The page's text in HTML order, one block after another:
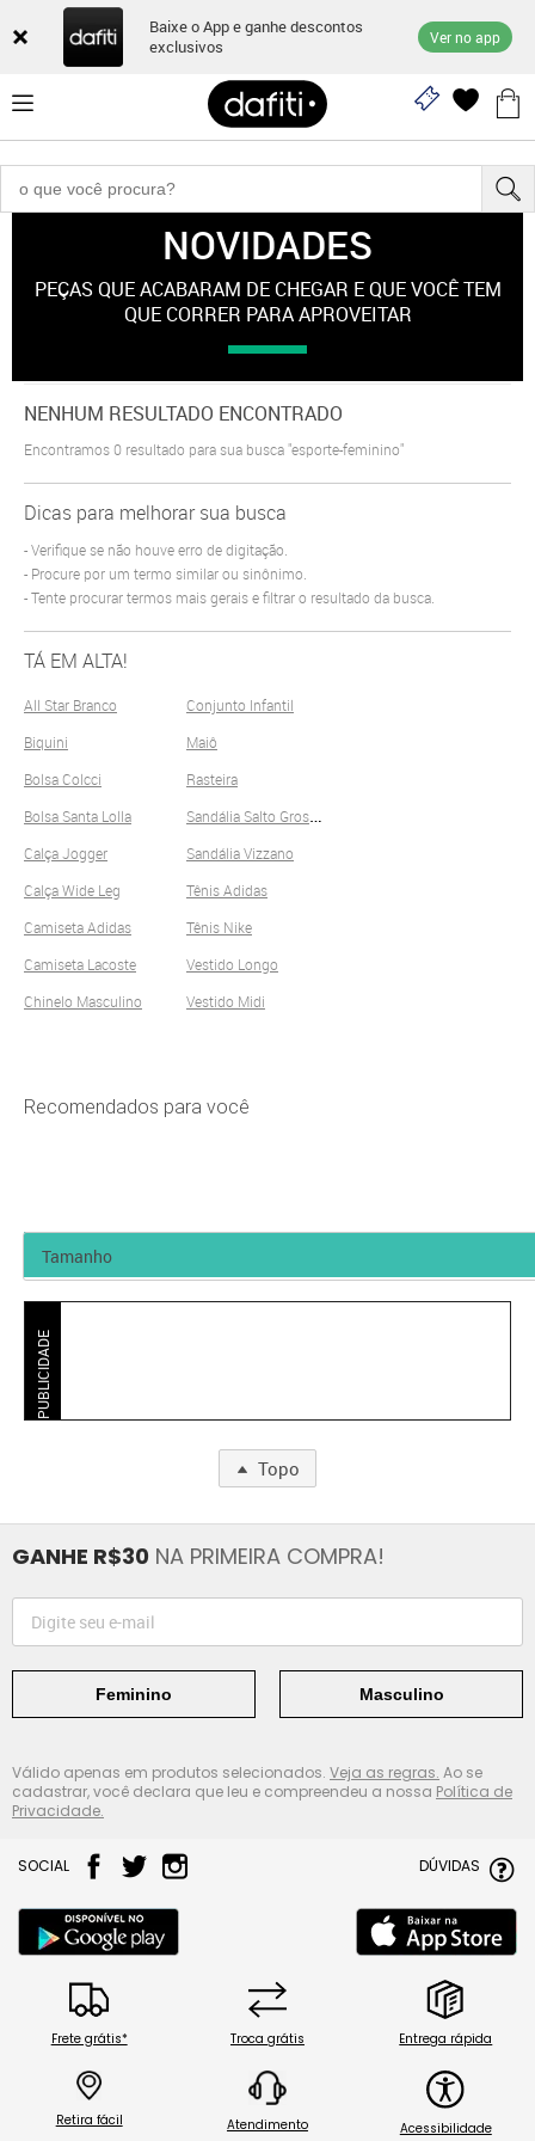
Baixe o App e ganhe descontos
exclusivos
Ver no app
"esporte-feminino"NOVIDADES
PEÇAS QUE ACABARAM DE CHEGAR E QUE VOCÊ TEM
QUE CORRER PARA APROVEITAR
NENHUM RESULTADO ENCONTRADO
Encontramos0 resultado para sua busca"esporte-feminino"
Dicas para melhorar sua busca
Verifique se não houve erro de digitação.
Procure por um termo similar ou sinônimo.
Tente procurar termos mais gerais e filtrar o resultado da busca.
TÁ EM ALTA!
All Star Branco
Biquini
Bolsa Colcci
Bolsa Santa Lolla
Calça Jogger
Calça Wide Leg
Camiseta Adidas
Camiseta Lacoste
Chinelo Masculino
Conjunto Infantil
Maiô
Rasteira
S
andália Salto Grosso
Sandália Vizzano
Tênis Adidas
Tênis Nike
Vestido Longo
Vestido Midi
Recomendados para você
PUBLICIDADE
Topo
GANHE R$30 NA PRIMEIRA COMPRA!
Feminino Masculino
Válido apenas em produtos selecionados. Veja as regras. Ao se
cadastrar, você declara que leu e compreendeu a nossa Política de
Privacidade.
SOCIAL DÚVIDAS
Frete grátis* Troca grátis Entrega rápida
Retira fácil Atendimento Acessibilidade